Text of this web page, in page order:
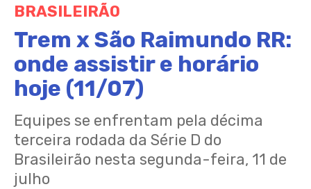
BRASILEIRÃO
Trem x São Raimundo RR:
onde assistir e horário
hoje (11/07)
Equipes se enfrentam pela décima
terceira rodada da Série D do
Brasileirão nesta segunda-feira, 11 de
julho